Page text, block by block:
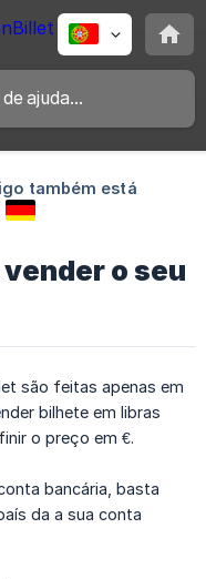
também está
vender o seu
são feitas apenas em
bilhete em libras
o preço em €.
bancária, basta
da a sua conta